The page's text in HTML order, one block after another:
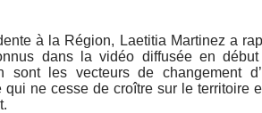
à la Région, Laetitia Martinez a
dans la vidéo diffusée en
sont les vecteurs de changement
qui ne cesse de croître sur le territoire